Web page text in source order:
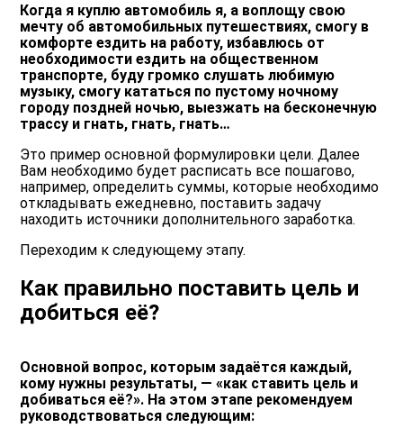
Когда я куплю автомобиль я, а воплощу свою
мечту об автомобильных путешествиях, смогу в
комфорте ездить на работу, избавлюсь от
необходимости ездить на общественном
транспорте, буду громко слушать любимую
музыку, смогу кататься по пустому ночному
городу поздней ночью, выезжать на бесконечную
трассу и гнать, гнать, гнать…
Это пример основной формулировки цели. Далее
Вам необходимо будет расписать все пошагово,
например, определить суммы, которые необходимо
откладывать ежедневно, поставить задачу
находить источники дополнительного заработка.
Переходим к следующему этапу.
Как правильно поставить цель и
добиться её?
Основной вопрос, которым задаётся каждый,
кому нужны результаты, — «как ставить цель и
добиваться её?». На этом этапе рекомендуем
руководствоваться следующим: